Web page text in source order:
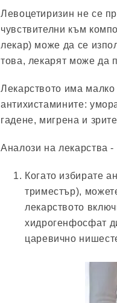
Левоцетиризин не се
чувствителни към
лекар) може да се
това, лекарят може да
Лекарството има
антихистамините:
гадене, мигрена и
Аналози на лекарства
Когато избирате
триместър),
лекарството
хидрогенфосфат
царевично